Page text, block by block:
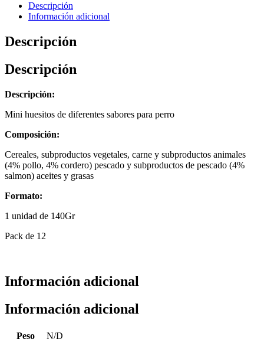
Descripción
Información adicional
Descripción
Descripción
Descripción:
Mini huesitos de diferentes sabores para perro
Composición:
Cereales, subproductos vegetales, carne y subproductos animales
(4% pollo, 4% cordero) pescado y subproductos de pescado (4%
salmon) aceites y grasas
Formato:
1 unidad de 140Gr
Pack de 12
Información adicional
Información adicional
Peso N/D